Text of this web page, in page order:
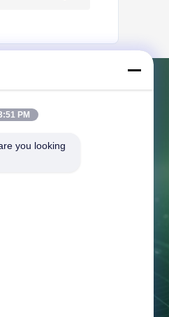
Shan Straße,
PM
you looking